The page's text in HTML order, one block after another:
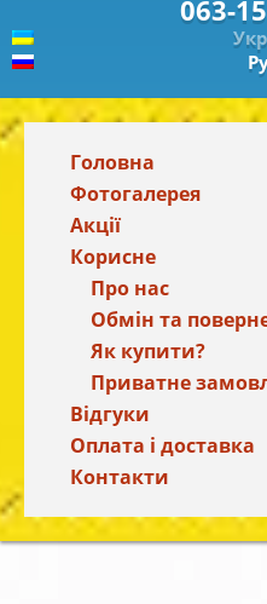
063-
Головна
Фотогалерея
Акції
Корисне
Про нас
Обмін та
Як купити?
Приватне
Відгуки
Оплата і доставка
Контакти